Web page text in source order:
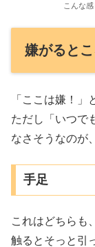
こんな
嫌がると
「ここは嫌！」
ただし「いつで
なさそうなのが
手足
これはどちらも
触るとそっと引